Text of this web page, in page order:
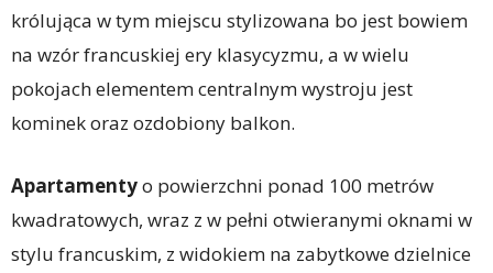
królująca w tym miejscu stylizowana bo jest bowiem
na wzór francuskiej ery klasycyzmu, a w wielu
pokojach elementem centralnym wystroju jest
kominek oraz ozdobiony balkon.
Apartamentyo powierzchni ponad 100 metrów
kwadratowych, wraz z w pełni otwieranymi oknami w
stylu francuskim, z widokiem na zabytkowe dzielnice